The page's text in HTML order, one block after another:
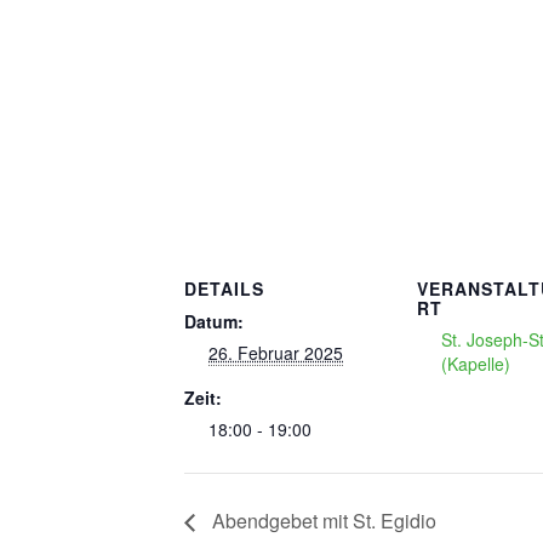
DETAILS
Datum:
26. Februar 2025
Zeit:
18:00 - 19:00
RT
St. Joseph-
(Kapelle)
Abendgebet mit St. Egidio